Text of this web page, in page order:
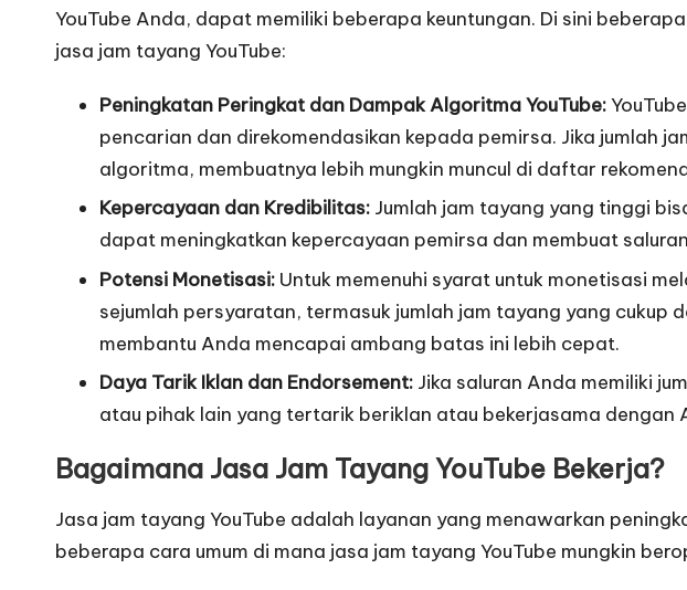
YouTube Anda, dapat memiliki beberapa keuntungan. Di sini
jasa jam tayang YouTube:
Peningkatan Peringkat dan Dampak Algoritma YouTube:
pencarian dan direkomendasikan kepada pemirsa. Jika jumlah
algoritma, membuatnya lebih mungkin muncul di daftar
Kepercayaan dan Kredibilitas: Jumlah jam tayang yang tinggi
dapat meningkatkan kepercayaan pemirsa dan membuat
Potensi Monetisasi: Untuk memenuhi syarat untuk monetisasi
sejumlah persyaratan, termasuk jumlah jam tayang yang
membantu Anda mencapai ambang batas ini lebih cepat.
Daya Tarik Iklan dan Endorsement: Jika saluran Anda memiliki
atau pihak lain yang tertarik beriklan atau bekerjasama dengan
Bagaimana Jasa Jam Tayang YouTube Bekerja?
Jasa jam tayang YouTube adalah layanan yang menawarkan
beberapa cara umum di mana jasa jam tayang YouTube mungkin